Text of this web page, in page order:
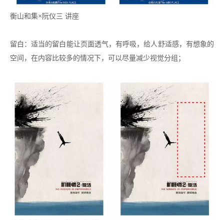
衡山和集×阮仪三 讲座
留白：适当的留白能让页面透气，有呼吸，给人舒适感，有想象的
空间，在内容比较多的情况下，可以尽量减少视觉分组；